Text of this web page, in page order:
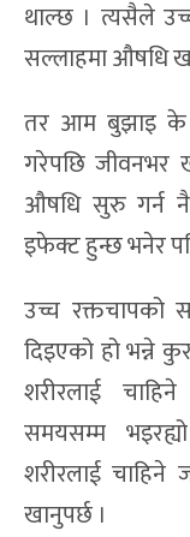
थाल्छ । त्यसैले
सल्लाहमा औषधि
तर आम बुझाइ के
गरेपछि जीवनभर
औषधि सुरु गर्न नै
इफेक्ट हुन्छ भनेर
उच्च रक्तचापको
दिइएको हो भन्ने
शरीरलाई
समयसम्म
शरीरलाई चाहिने
खानुपर्छ ।